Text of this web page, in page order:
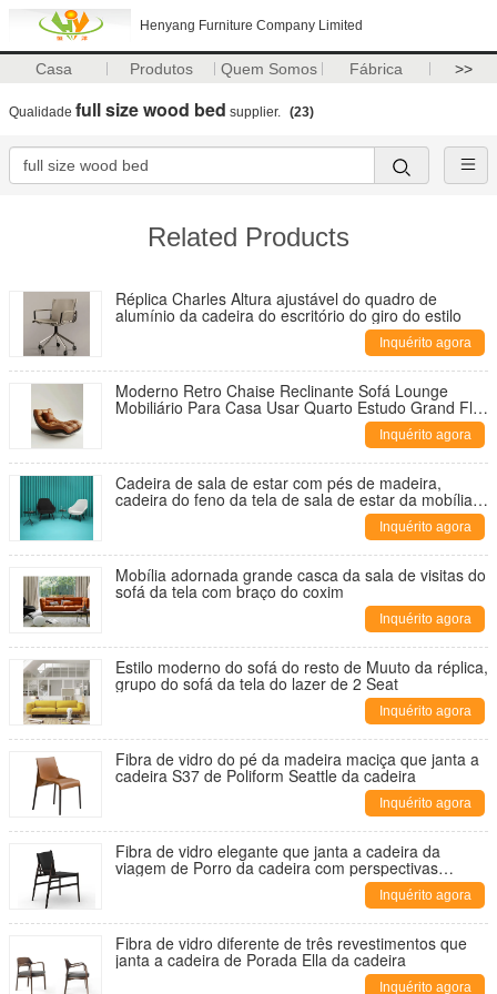
Henyang Furniture Company Limited
Casa Produtos Quem Somos Fábrica >>
Qualidade full size wood bed supplier. (23)
Related Products
Réplica Charles Altura ajustável do quadro de
alumínio da cadeira do escritório do giro do estilo
Inquérito agora
Moderno Retro Chaise Reclinante Sofá Lounge
Mobiliário Para Casa Usar Quarto Estudo Grand Flat
Inquérito agora
Cadeira de sala de estar com pés de madeira,
cadeira do feno da tela de sala de estar da mobília
Inquérito agora
Mobília adornada grande casca da sala de visitas do
sofá da tela com braço do coxim
Inquérito agora
Estilo moderno do sofá do resto de Muuto da réplica,
grupo do sofá da tela do lazer de 2 Seat
Inquérito agora
Fibra de vidro do pé da madeira maciça que janta a
cadeira S37 de Poliform Seattle da cadeira
Inquérito agora
Fibra de vidro elegante que janta a cadeira da
viagem de Porro da cadeira com perspectivas
Inquérito agora
Fibra de vidro diferente de três revestimentos que
janta a cadeira de Porada Ella da cadeira
Inquérito agora